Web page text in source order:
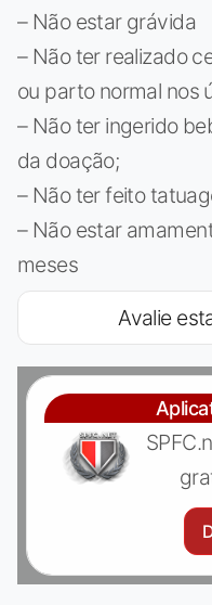
– Não estar grávida
– Não ter realizado
ou parto normal nos
– Não ter ingerido
da doação;
– Não ter feito
– Não estar
meses
Avalie